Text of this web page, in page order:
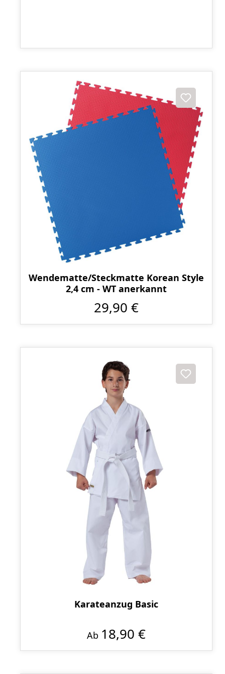
Wendematte/Steckmatte Korean Style
2,4 cm - WT anerkannt
29,90 €
Karateanzug Basic
Ab 18,90 €